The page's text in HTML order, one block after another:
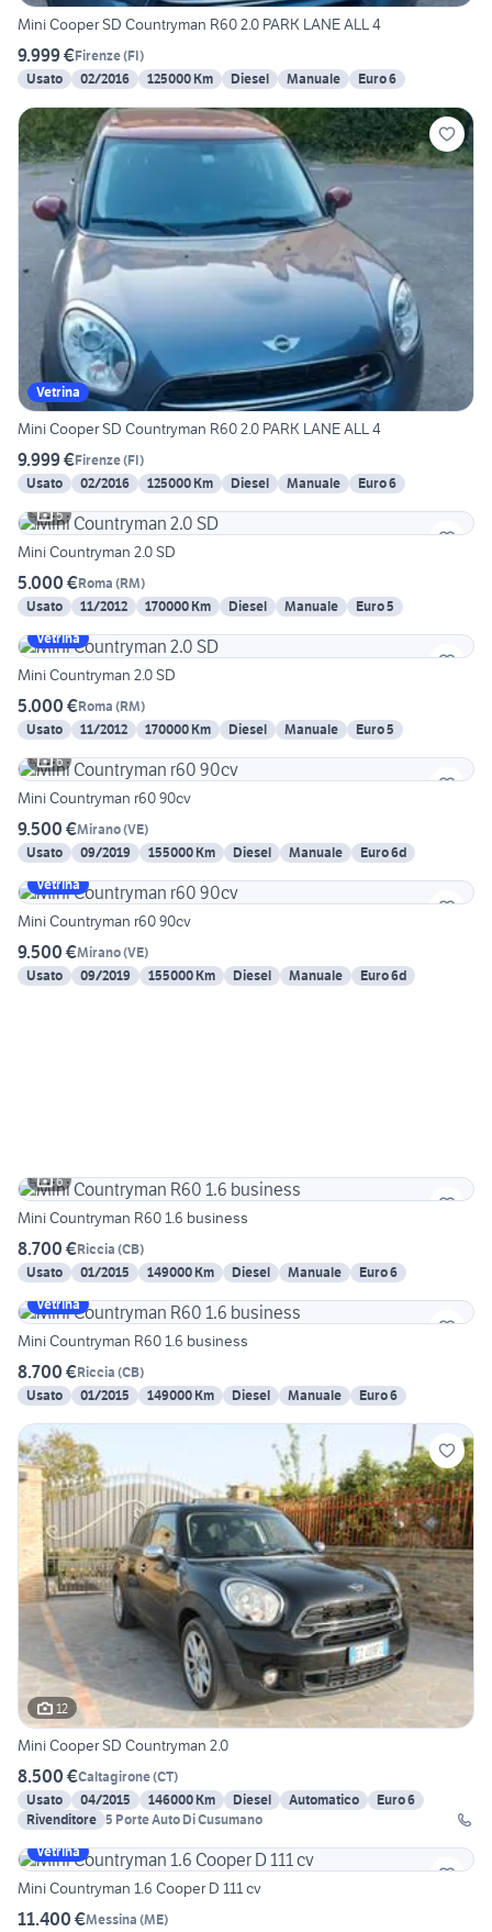
Mini Cooper SD Countryman R60 2.0 PARK LANE ALL 4
9.999 €Firenze(FI)
Usato
02/2016 125000 Km Diesel Manuale Euro 6
Vetrina
Mini Cooper SD Countryman R60 2.0 PARK LANE ALL 4
9.999 €Firenze(FI)
Usato
02/2016 125000 Km Diesel Manuale
Euro 6
5
Mini Countryman 2.0 SD
5.000 €Roma (RM)
Usato
11/2012 170000 Km Diesel Manuale
Euro 5
Vetrina
Mini Countryman 2.0 SD
5.000 €Roma (RM)
Usato
11/2012 170000 Km Diesel Manuale
Euro 5
6
Mini Countryman r60 90cv
9.500 €Mirano(VE)
Usato
09/2019 155000 Km Diesel Manuale
Euro 6d
Vetrina
Mini Countryman r60 90cv
9.500 €Mirano(VE)
Usato
09/2019 155000 Km Diesel Manuale Euro 6d
6
Mini Countryman R60 1.6 business
8.700 €Riccia (CB)
Usato
01/2015 149000 Km Diesel Manuale
Euro 6
Vetrina
Mini Countryman R60 1.6 business
8.700 €Riccia (CB)
Usato
01/2015 149000 Km Diesel Manuale Euro 6
12
Mini Cooper SD Countryman 2.0
8.500 €Caltagirone(CT)
Usato
04/2015 146000 Km Diesel Automatico
Euro 6
Rivenditore 5 Porte Auto Di Cusumano
Vetrina
Mini Countryman 1.6 Cooper D 111 cv
11.400 €Messina (ME)